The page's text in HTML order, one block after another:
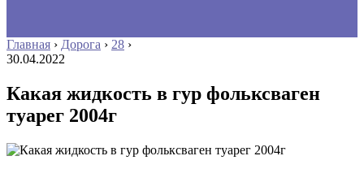
Главная › Дорога › 28 ›
30.04.2022
Какая жидкость в гур фольксваген
туарег 2004г